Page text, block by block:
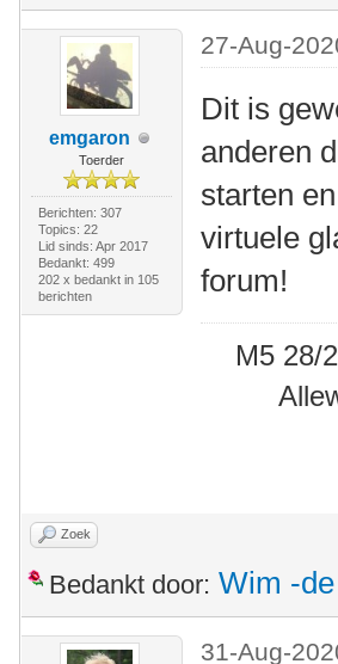
emgaron
Toerder
Berichten: 307
Topics: 22
Lid sinds: Apr 2017
Bedankt: 499
202 x bedankt in 105
berichten
27-Aug-
Dit is
anderen
starten
virtuele
forum!
M5 28/
Zoek
Bedankt door: Wim -
31-Aug-